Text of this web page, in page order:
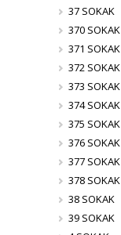
37 SOKAK
370 SOKAK
371 SOKAK
372 SOKAK
373 SOKAK
374 SOKAK
375 SOKAK
376 SOKAK
377 SOKAK
378 SOKAK
38 SOKAK
39 SOKAK